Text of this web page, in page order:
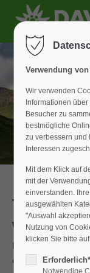
Der Eintrag
Der Eintrag
Der Eintrag
Tagestour
Das wechselhafte
eine schwierige
Verwendung
Wir verwenden
Informationen
Besucher zu
bestmögliche
zu verbessern und
Interessen
Mit dem Klick auf
mit der
einverstanden.
ausgewählten
"Auswahl
Nutzung von
klicken Sie bitte
Erforderlich*
Notwendige